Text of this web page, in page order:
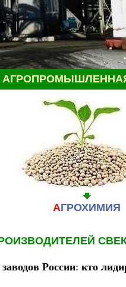
АГРОХИМИЯ
России: кто